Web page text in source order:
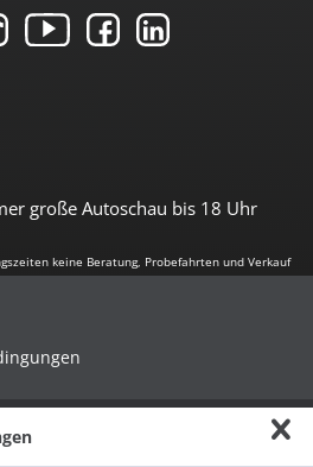
große Autoschau bis 18 Uhr
keine Beratung, Probefahrten und Verkauf
HinSchG